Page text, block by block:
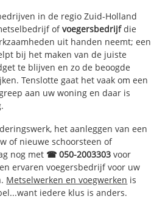
in de regio Zuid-Holland
ofvoegersbedrijfdie
uit handen neemt; een
bij het maken van de juiste
te blijven en zo de beoogde
Tenslotte gaat het vaak om een
aan uw woning en daar is
het aanleggen van een
of nieuwe schoorsteen of
nog met ☎ 050-2003303 voor
ervaren voegersbedrijf voor uw
Metselwerken en voegwerken is
iedere klus is anders.